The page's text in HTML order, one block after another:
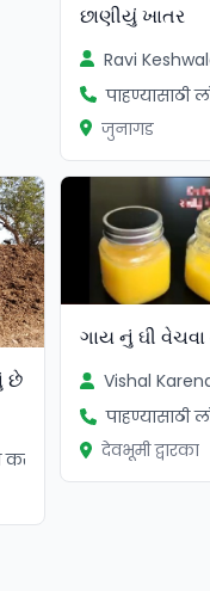
છાણીયું ખાતર
Ravi
पाहण्यासाठी
जुनागड
છે
ગાય નું ઘી
Vishal
पाहण्यासाठी
देवभूमी द्वारका